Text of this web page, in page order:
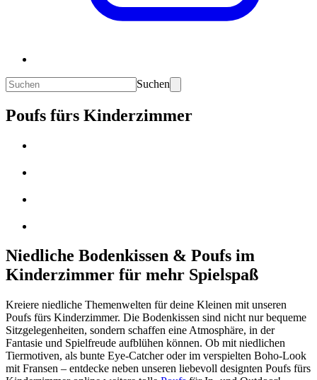
Suchen
Poufs fürs Kinderzimmer
Niedliche Bodenkissen & Poufs im
Kinderzimmer für mehr Spielspaß
Kreiere niedliche Themenwelten für deine Kleinen mit unseren
Poufs fürs Kinderzimmer. Die Bodenkissen sind nicht nur bequeme
Sitzgelegenheiten, sondern schaffen eine Atmosphäre, in der
Fantasie und Spielfreude aufblühen können. Ob mit niedlichen
Tiermotiven, als bunte Eye-Catcher oder im verspielten Boho-Look
mit Fransen – entdecke neben unseren liebevoll designten Poufs fürs